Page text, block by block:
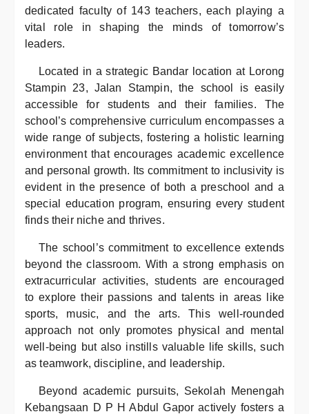
dedicated faculty of 143 teachers, each playing a
vital role in shaping the minds of tomorrow’s
leaders.
Located in a strategic Bandar location at Lorong
Stampin 23, Jalan Stampin, the school is easily
accessible for students and their families. The
school’s comprehensive curriculum encompasses a
wide range of subjects, fostering a holistic learning
environment that encourages academic excellence
and personal growth. Its commitment to inclusivity is
evident in the presence of both a preschool and a
special education program, ensuring every student
finds their niche and thrives.
The school’s commitment to excellence extends
beyond the classroom. With a strong emphasis on
extracurricular activities, students are encouraged
to explore their passions and talents in areas like
sports, music, and the arts. This well-rounded
approach not only promotes physical and mental
well-being but also instills valuable life skills, such
as teamwork, discipline, and leadership.
Beyond academic pursuits, Sekolah Menengah
Kebangsaan D P H Abdul Gapor actively fosters a